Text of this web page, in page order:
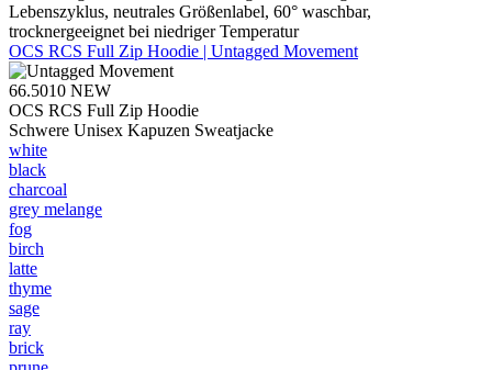
Lebenszyklus, neutrales Größenlabel, 60° waschbar,
trocknergeeignet bei niedriger Temperatur
OCS RCS Full Zip Hoodie | Untagged Movement
66.5010 NEW
OCS RCS Full Zip Hoodie
Schwere Unisex Kapuzen Sweatjacke
white
black
charcoal
grey melange
fog
birch
latte
thyme
sage
ray
brick